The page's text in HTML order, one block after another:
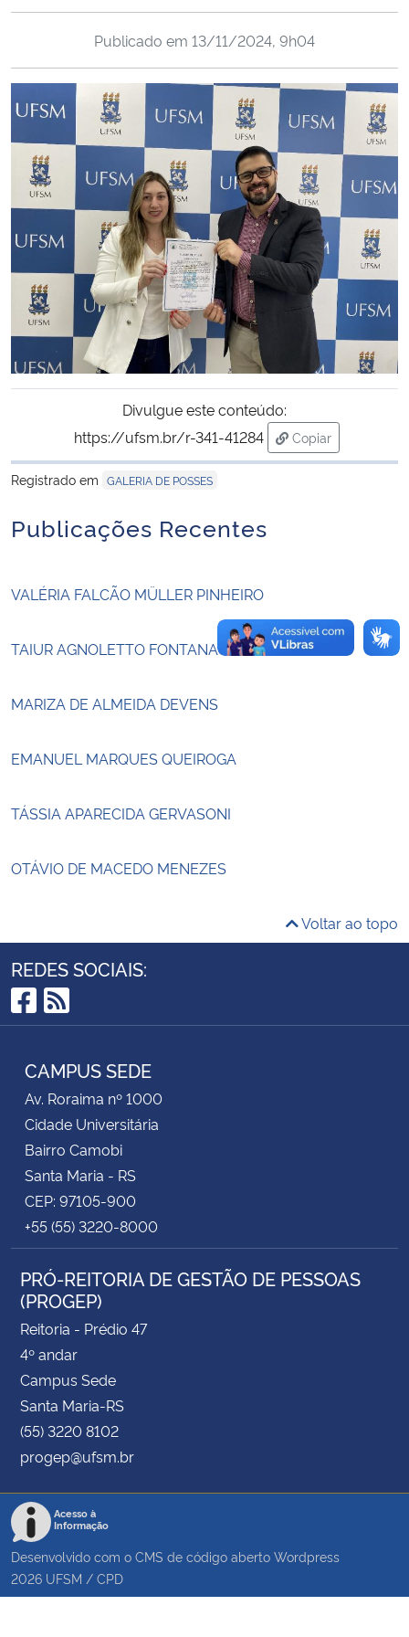
Ministério da Cidadania
Ministério de Minas e Energia
Ministério da Ciência, Tecnologia, Inovações e Comunicações
Ministério do Meio Ambiente
Ministério do Turismo
Ministério do Desenvolvimento Regional
Controladoria-Geral da União
Ministério da Mulher, da Família e dos Direitos Humanos
Advocacia-Geral da União
Banco Central do Brasil
Publicado em 13/11/2024, 9h04
Divulgue este conteúdo:
https://ufsm.br/r-341-41284
Copiar
para área de
Registrado em GALERIA DE POSSES
Publicações Recentes
VALÉRIA FALCÃO MÜLLER PINHEIRO
TAIUR AGNOLETTO FONTANA
MARIZA DE ALMEIDA DEVENS
EMANUEL MARQUES QUEIROGA
TÁSSIA APARECIDA GERVASONI
OTÁVIO DE MACEDO MENEZES
Voltar ao topo
REDES SOCIAIS:
Facebook
RSS
CAMPUS SEDE
Av. Roraima nº 1000
Cidade Universitária
Bairro Camobi
Santa Maria - RS
CEP: 97105-900
+55 (55) 3220-8000
PRÓ-REITORIA DE GESTÃO DE PESSOAS
(PROGEP)
Reitoria - Prédio 47
4º andar
Campus Sede
Santa Maria-RS
(55) 3220 8102
progep@ufsm.br
Acesso à
Informação
Desenvolvido com o CMS de código aberto Wordpress
2026 UFSM / CPD